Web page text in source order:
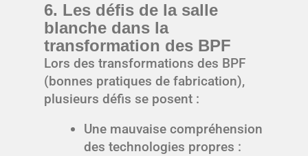
6. Les défis de la salle
blanche dans la
transformation des BPF
Lors des transformations des BPF
(bonnes pratiques de fabrication),
plusieurs défis se posent :
Une mauvaise compréhension
des technologies propres :